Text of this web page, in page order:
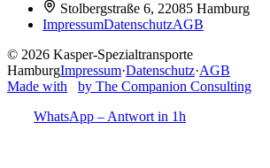
Stolbergstraße 6, 22085 Hamburg
ImpressumDatenschutzAGB
© 2026 Kasper-Spezialtransporte
HamburgImpressum·Datenschutz·AGB
Made with
by The Companion Consulting
WhatsApp – Antwort in 1h